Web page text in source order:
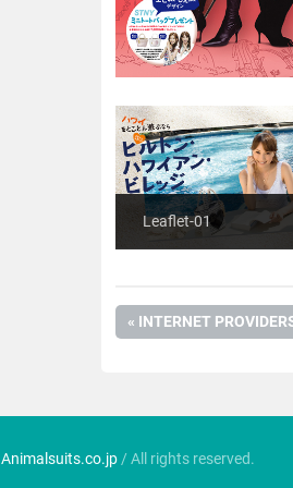
Leaflet-01
投
ビ
PREVIOUS
INTERNET
Animalsuits.co.jp/ All rights reserved.